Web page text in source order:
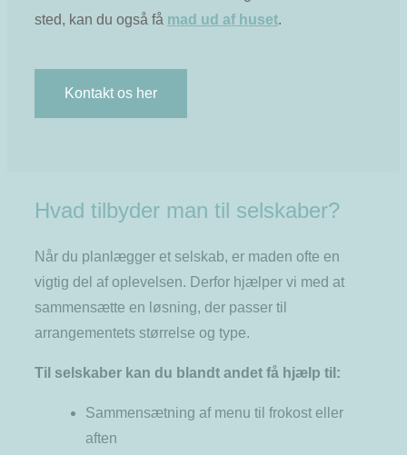
sted, kan du også få mad ud af huset.
Kontakt os her
Hvad tilbyder man til selskaber?
Når du planlægger et selskab, er maden ofte en
vigtig del af oplevelsen. Derfor hjælper vi med at
sammensætte en løsning, der passer til
arrangementets størrelse og type.
Til selskaber kan du blandt andet få hjælp til:
Sammensætning af menu til frokost eller
aften